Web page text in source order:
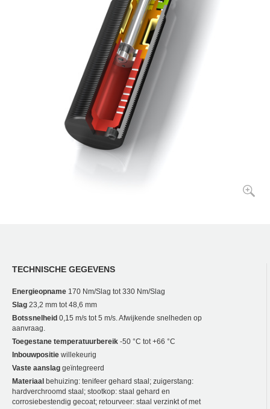
TECHNISCHE GEGEVENS
Energieopname 170 Nm/Slag tot 330 Nm/Slag
Slag 23,2 mm tot 48,6 mm
Botssnelheid 0,15 m/s tot 5 m/s. Afwijkende snelheden op
aanvraag.
Toegestane temperatuurbereik -50 °C tot +66 °C
Inbouwpositie willekeurig
Vaste aanslag geïntegreerd
Materiaal behuizing: tenifeer gehard staal; zuigerstang:
hardverchroomd staal; stootkop: staal gehard en
corrosiebestendig gecoat; retourveer: staal verzinkt of met